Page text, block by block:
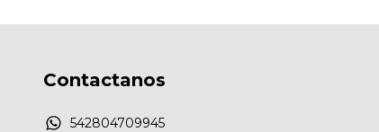
Contactanos
542804709945